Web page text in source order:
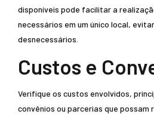
disponíveis pode facilitar a
necessários em um único local,
desnecessários.
Custos e
Verifique os custos envolvidos,
convênios ou parcerias que possam